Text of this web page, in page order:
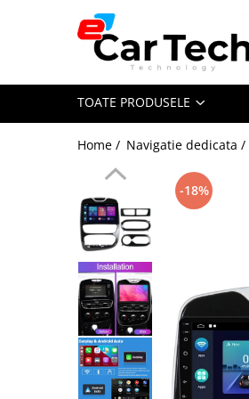
Toate Produsele
Navigatie dedicata
Navigatii Volkswagen
Navigatii Skoda
Navigatii Seat
Navigatii Ford
Navigatii Opel
Navigatii Hyundai
Navigatii Toyota
Navigatii Dacia
TOATE PRODUSELE
Home / Navigatie dedicata /
-18%